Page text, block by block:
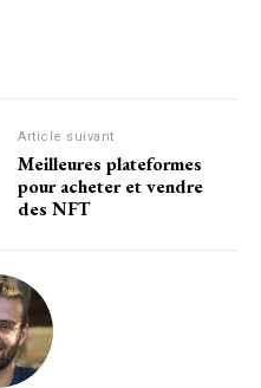
Article suivant
Meilleures plateformes
pour acheter et vendre
des NFT